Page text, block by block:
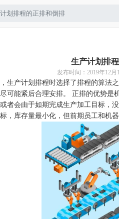
划排程的正排和倒排
生产计划排
发布时间： 2019年12
， 生产计划排程时选择了排程的算法
可能紧后合理安排。
正排的优势是
者会由于如期完成生产加工目标，
，库存量最小化，但前期员工和机